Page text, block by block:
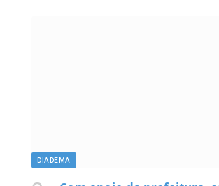
DIADEMA